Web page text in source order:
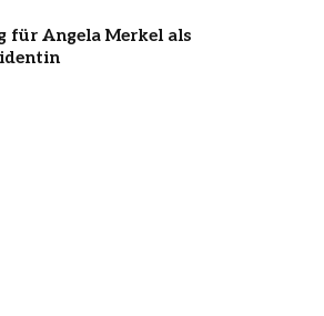
für Angela Merkel als